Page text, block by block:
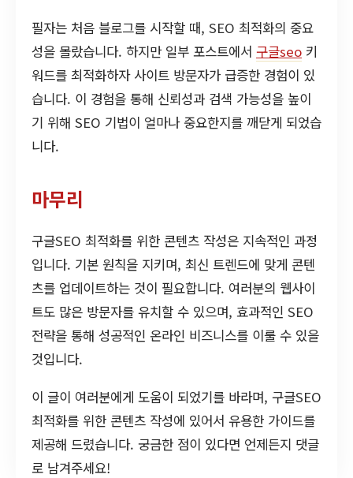
필자는 처음 블로그를 시작할 때, SEO 최적화의 중요
성을 몰랐습니다. 하지만 일부 포스트에서 구글seo 키
워드를 최적화하자 사이트 방문자가 급증한 경험이 있
습니다. 이 경험을 통해 신뢰성과 검색 가능성을 높이
기 위해 SEO 기법이 얼마나 중요한지를 깨닫게 되었습
니다.
마무리
구글SEO 최적화를 위한 콘텐츠 작성은 지속적인 과정
입니다. 기본 원칙을 지키며, 최신 트렌드에 맞게 콘텐
츠를 업데이트하는 것이 필요합니다. 여러분의 웹사이
트도 많은 방문자를 유치할 수 있으며, 효과적인 SEO
전략을 통해 성공적인 온라인 비즈니스를 이룰 수 있을
것입니다.
이 글이 여러분에게 도움이 되었기를 바라며, 구글SEO
최적화를 위한 콘텐츠 작성에 있어서 유용한 가이드를
제공해 드렸습니다. 궁금한 점이 있다면 언제든지 댓글
로 남겨주세요!